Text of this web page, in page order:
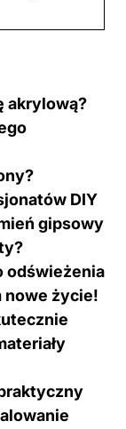
akrylową?
DIY
gipsowy
odświeżenia
nowe życie!